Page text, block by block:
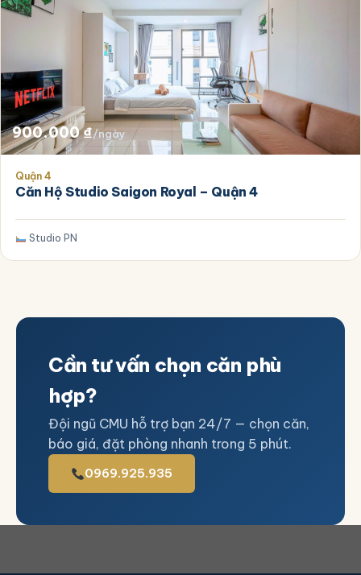
900.000₫/ngày
Quận 4
Căn Hộ Studio Saigon Royal – Quận 4
Studio PN
Cần tư vấn chọn căn phù
hợp?
Đội ngũ CMU hỗ trợ bạn 24/7 — chọn căn,
báo giá, đặt phòng nhanh trong 5 phút.
0969.925.935